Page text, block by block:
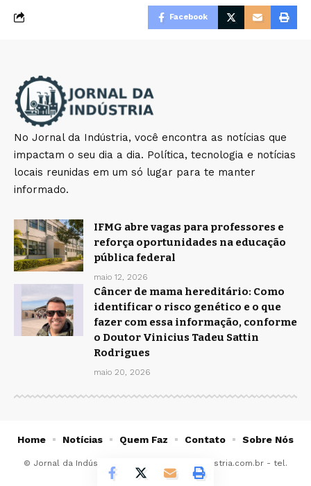
Facebook
No Jornal da Indústria, você encontra as notícias que
impactam o seu dia a dia. Política, tecnologia e notícias
locais reunidas em um só lugar para te manter
informado.
IFMG abre vagas para professores e
reforça oportunidades na educação
pública federal
maio 12, 2026
Câncer de mama hereditário: Como
identificar o risco genético e o que
fazer com essa informação, conforme
o Doutor Vinicius Tadeu Sattin
Rodrigues
maio 20, 2026
© Jornal da Indústria - contato@jornaldaindustria.com.br - tel.
(11)91754-6532
Home Notícias Quem Faz Contato Sobre Nós